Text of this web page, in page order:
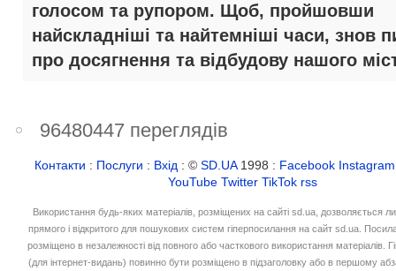
голосом та рупором. Щоб, пройшовши
найскладніші та найтемніші часи, знов
про досягнення та відбудову нашого
96480447 переглядів
Контакти : Послуги : Вхід : ©SD.UA1998 : Facebook Instagram
YouTube Twitter TikTok rss
Використання будь-яких матеріалів, розміщених на сайті sd.ua, дозволяється
прямого і відкритого для пошукових систем гіперпосилання на сайт sd.ua.
розміщено в незалежності від повного або часткового використання матеріалів.
(для інтернет-видань) повинно бути розміщено в підзаголовку або в першому